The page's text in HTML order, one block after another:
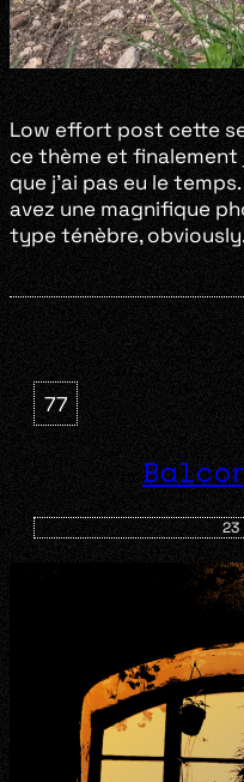
Low effort post cette
ce thème et
que j’ai pas eu le
avez une magnifique
type ténèbre,
77
23